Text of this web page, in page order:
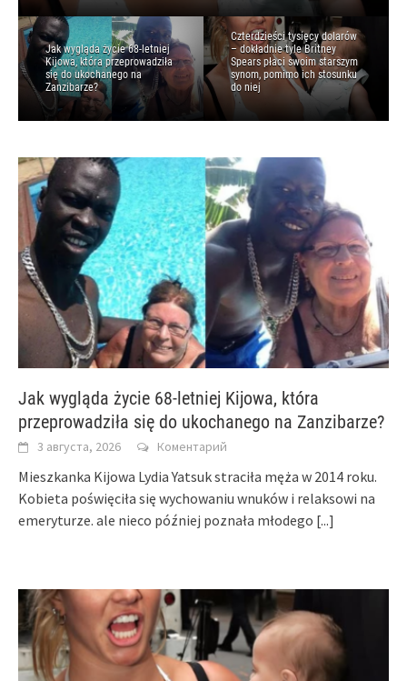
Jak wygląda życie 68-letniej
Kijowa, która przeprowadziła
się do ukochanego na
Zanzibarze?
Czterdzieści tysięcy dolarów
– dokładnie tyle Britney
Spears płaci swoim starszym
synom, pomimo ich stosunku
do niej
Jak wygląda życie 68-letniej Kijowa, która
przeprowadziła się do ukochanego na Zanzibarze?
3 августа, 2026 Коментарий
Mieszkanka Kijowa Lydia Yatsuk straciła męża w 2014 roku.
Kobieta poświęciła się wychowaniu wnuków i relaksowi na
emeryturze. ale nieco później poznała młodego [...]